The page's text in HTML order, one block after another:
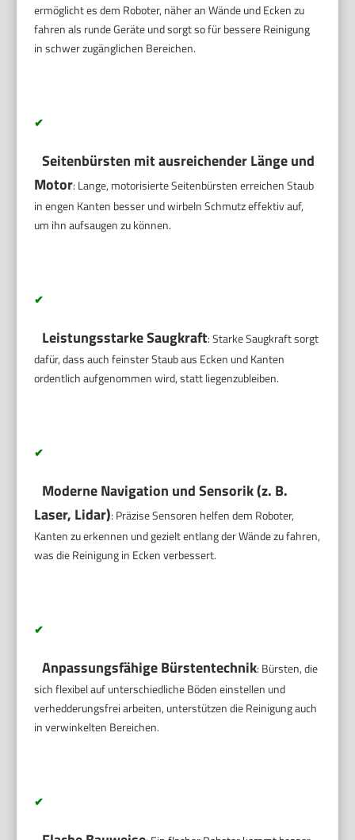
ermöglicht es dem Roboter, näher an Wände und Ecken zu
fahren als runde Geräte und sorgt so für bessere Reinigung
in schwer zugänglichen Bereichen.
✔
Seitenbürsten mit ausreichender Länge und
Motor: Lange, motorisierte Seitenbürsten erreichen Staub
in engen Kanten besser und wirbeln Schmutz effektiv auf,
um ihn aufsaugen zu können.
✔
Leistungsstarke Saugkraft: Starke Saugkraft sorgt
dafür, dass auch feinster Staub aus Ecken und Kanten
ordentlich aufgenommen wird, statt liegenzubleiben.
✔
Moderne Navigation und Sensorik (z. B.
Laser, Lidar): Präzise Sensoren helfen dem Roboter,
Kanten zu erkennen und gezielt entlang der Wände zu fahren,
was die Reinigung in Ecken verbessert.
✔
Anpassungsfähige Bürstentechnik: Bürsten, die
sich flexibel auf unterschiedliche Böden einstellen und
verhedderungsfrei arbeiten, unterstützen die Reinigung auch
in verwinkelten Bereichen.
✔